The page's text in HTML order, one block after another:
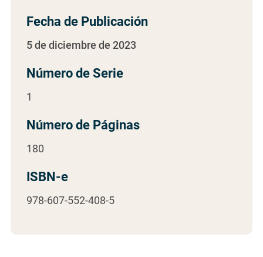
Fecha de Publicación
5 de diciembre de 2023
Número de Serie
1
Número de Páginas
180
ISBN-e
978-607-552-408-5